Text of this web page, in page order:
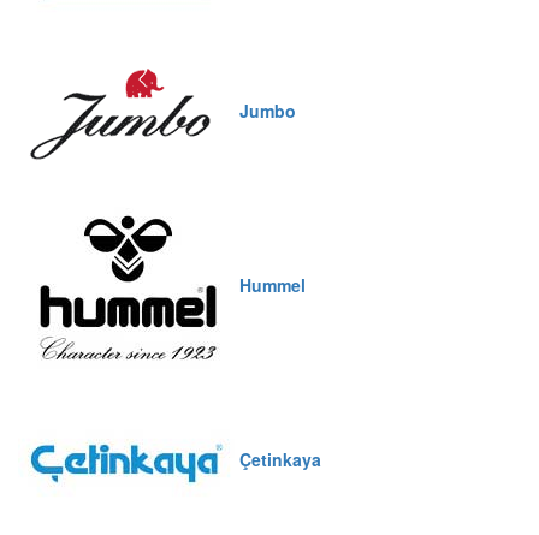
Jumbo
Hummel
Çetinkaya